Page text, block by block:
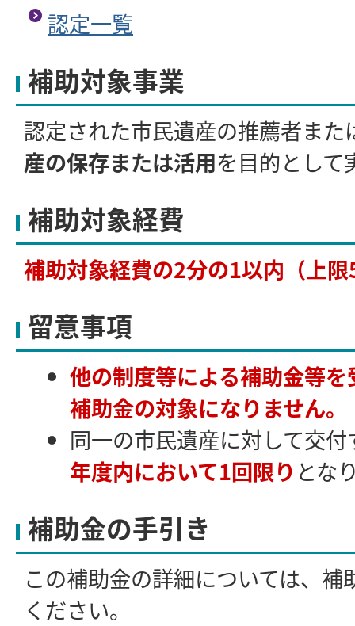
認定一覧
補助対象事業
認定された市民遺産の推薦者また
産の保存または活用を目的として
補助対象経費
補助対象経費の2分の1以内（上
留意事項
他の制度等による補助金等
補助金の対象になりません。
同一の市民遺産に対して交
年度内において1回限り とな
補助金の手引き
この補助金の詳細については、
ください。